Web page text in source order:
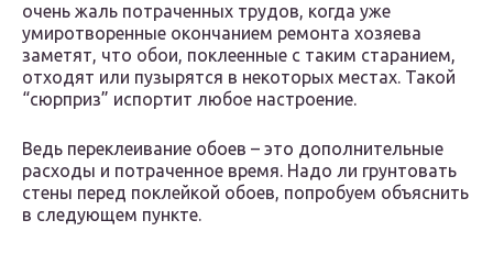
очень жаль потраченных трудов, когда уже
умиротворенные окончанием ремонта хозяева
заметят, что обои, поклеенные с таким старанием,
отходят или пузырятся в некоторых местах. Такой
“сюрприз” испортит любое настроение.
Ведь переклеивание обоев – это дополнительные
расходы и потраченное время. Надо ли грунтовать
стены перед поклейкой обоев, попробуем объяснить
в следующем пункте.